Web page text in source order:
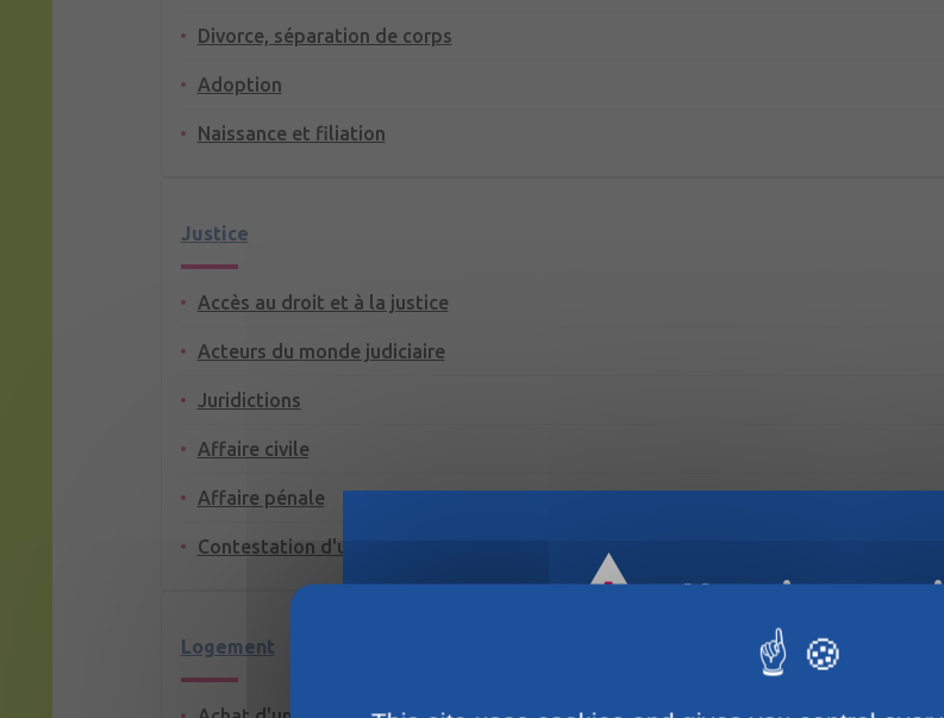
Divorce, séparation de corps
Adoption
Naissance et filiation
Justice
Accès au droit et à la justice
Acteurs du monde judiciaire
Juridictions
Affaire civile
Affaire pénale
Contestation d'un jugement
Logement
Horaires